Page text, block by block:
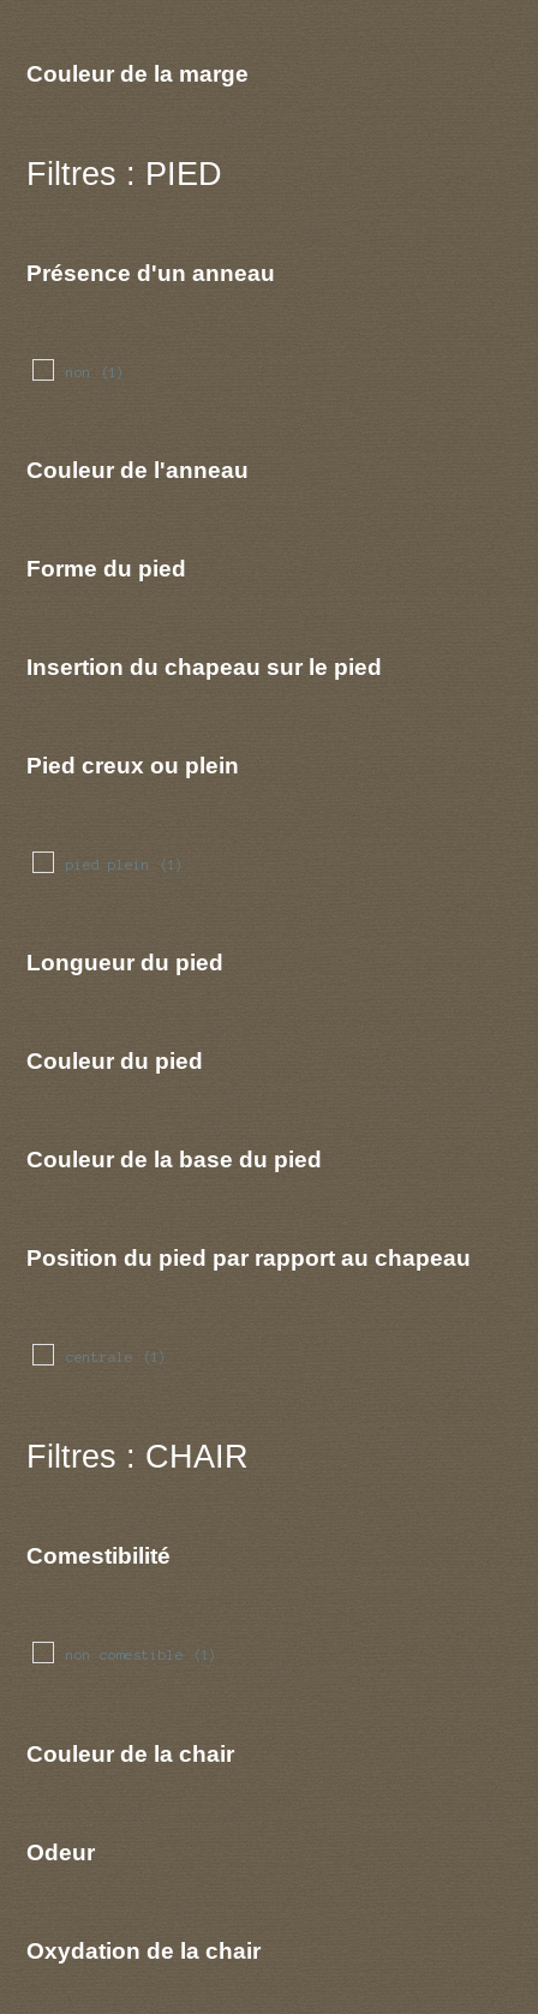
Couleur de la marge
Filtres : PIED
Présence d'un anneau
non (1)
Couleur de l'anneau
Forme du pied
Insertion du chapeau sur le pied
Pied creux ou plein
pied plein (1)
Longueur du pied
Couleur du pied
Couleur de la base du pied
Position du pied par rapport au chapeau
centrale (1)
Filtres : CHAIR
Comestibilité
non comestible (1)
Couleur de la chair
Odeur
Oxydation de la chair